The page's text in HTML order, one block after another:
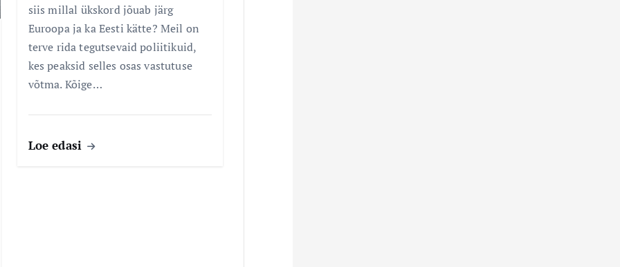
siis millal ükskord jõuab järg
Euroopa ja ka Eesti kätte? Meil on
terve rida tegutsevaid poliitikuid,
kes peaksid selles osas vastutuse
võtma. Kõige…
Loe edasi